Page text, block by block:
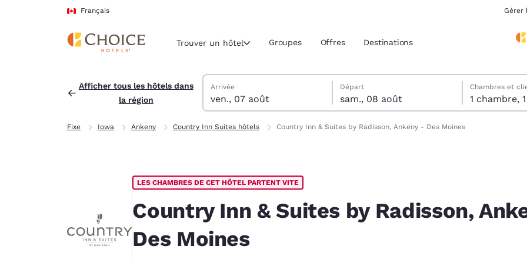
Passer à Contenu Principal
Français
Région et emplacement actuels
Français
United States
Português
Gérer
Trouver un hôtel Groupes Offres Destinations
Afficher tous les hôtels dans
la région
Trouver des hôtels
vendredi 7 août
Arrivée
ven., 07 août
samedi 8 août
Départ
sam., 08 août
Date de départ sélectionnée au samedi 8 août
Date d’arrivée sélectionnée au vendredi 7 août
Chambres et
1
Fixe Iowa Ankeny Country Inn Suites hôtels Country Inn & Suites by Radisson, Ankeny - Des Moines
LES CHAMBRES DE CET HÔTEL PARTENT VITE
Country Inn & Suites by Radisson,
Des Moines